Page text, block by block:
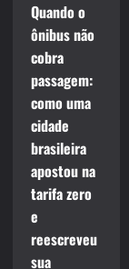
Quando o
ônibus não
cobra
passagem:
como uma
cidade
brasileira
apostou na
tarifa zero
e
reescreveu
sua